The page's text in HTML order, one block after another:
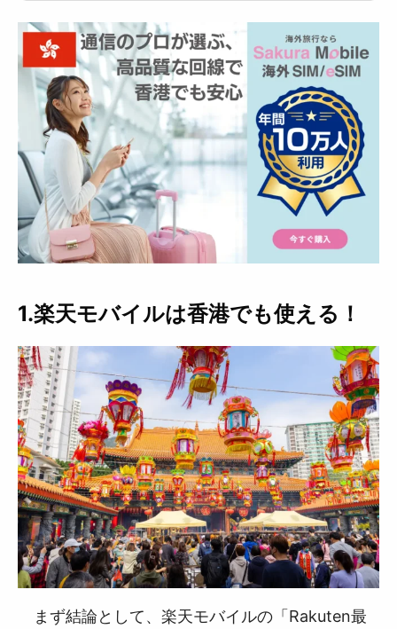
1.楽天モバイルは香港でも使える！
まず結論として、楽天モバイルの「Rakuten最